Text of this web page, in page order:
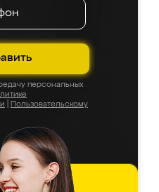
персональных
Пользовательскому